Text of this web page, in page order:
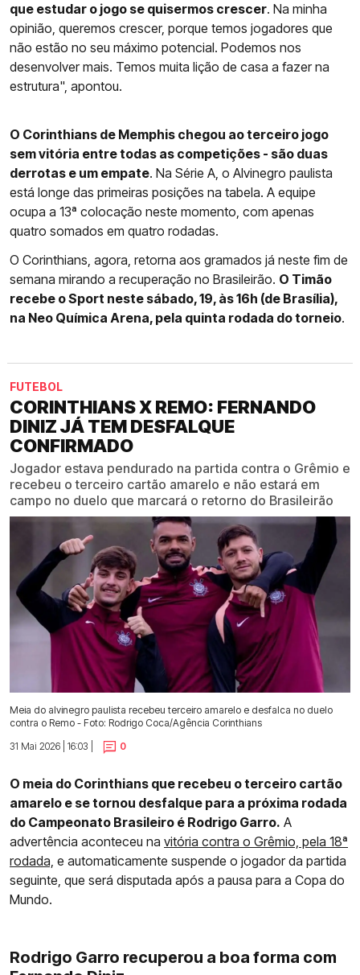
que estudar o jogo se quisermos crescer. Na minha
opinião, queremos crescer, porque temos jogadores que
não estão no seu máximo potencial. Podemos nos
desenvolver mais. Temos muita lição de casa a fazer na
estrutura", apontou.
O Corinthians de Memphis chegou ao terceiro jogo
sem vitória entre todas as competições - são duas
derrotas e um empate. Na Série A, o Alvinegro paulista
está longe das primeiras posições na tabela. A equipe
ocupa a 13ª colocação neste momento, com apenas
quatro somados em quatro rodadas.
O Corinthians, agora, retorna aos gramados já neste fim de
semana mirando a recuperação no Brasileirão. O Timão
recebe o Sport neste sábado, 19, às 16h (de Brasília),
na Neo Química Arena, pela quinta rodada do torneio.
FUTEBOL
CORINTHIANS X REMO: FERNANDO
DINIZ JÁ TEM DESFALQUE
CONFIRMADO
Jogador estava pendurado na partida contra o Grêmio e
recebeu o terceiro cartão amarelo e não estará em
campo no duelo que marcará o retorno do Brasileirão
Meia do alvinegro paulista recebeu terceiro amarelo e desfalca no duelo
contra o Remo - Foto: Rodrigo Coca/Agência Corinthians
31 Mai 2026 | 16:03 |
0
O meia do Corinthians que recebeu o terceiro cartão
amarelo e se tornou desfalque para a próxima rodada
do Campeonato Brasileiro é Rodrigo Garro. A
advertência aconteceu na vitória contra o Grêmio, pela 18ª
rodada, e automaticamente suspende o jogador da partida
seguinte, que será disputada após a pausa para a Copa do
Mundo.
Rodrigo Garro recuperou a boa forma com